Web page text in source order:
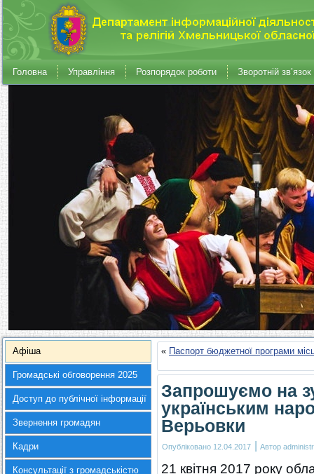
Головна Управління Розпорядок роботи Зворотній зв’язок
Афіша
Громадські обговорення 2025
Доступ до публічної інформації
Звернення громадян
Кадри
Консультації з громадськістю
« Паспорт бюджетної програми
Запрошуємо на
українським
Верьовки
Опубліковано 12.04.2017 | Автор
21 квітня 2017 року